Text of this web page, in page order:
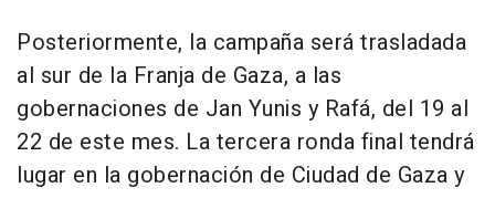
Posteriormente, la campaña será trasladada
al sur de la Franja de Gaza, a las
gobernaciones de Jan Yunis y Rafá, del 19 al
22 de este mes. La tercera ronda final tendrá
lugar en la gobernación de Ciudad de Gaza y